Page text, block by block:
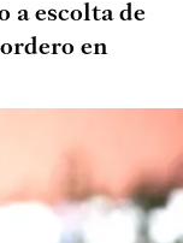
a escolta de
en